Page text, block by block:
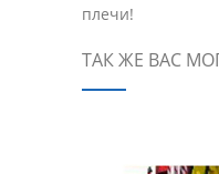
плечи!
ТАК ЖЕ ВАС